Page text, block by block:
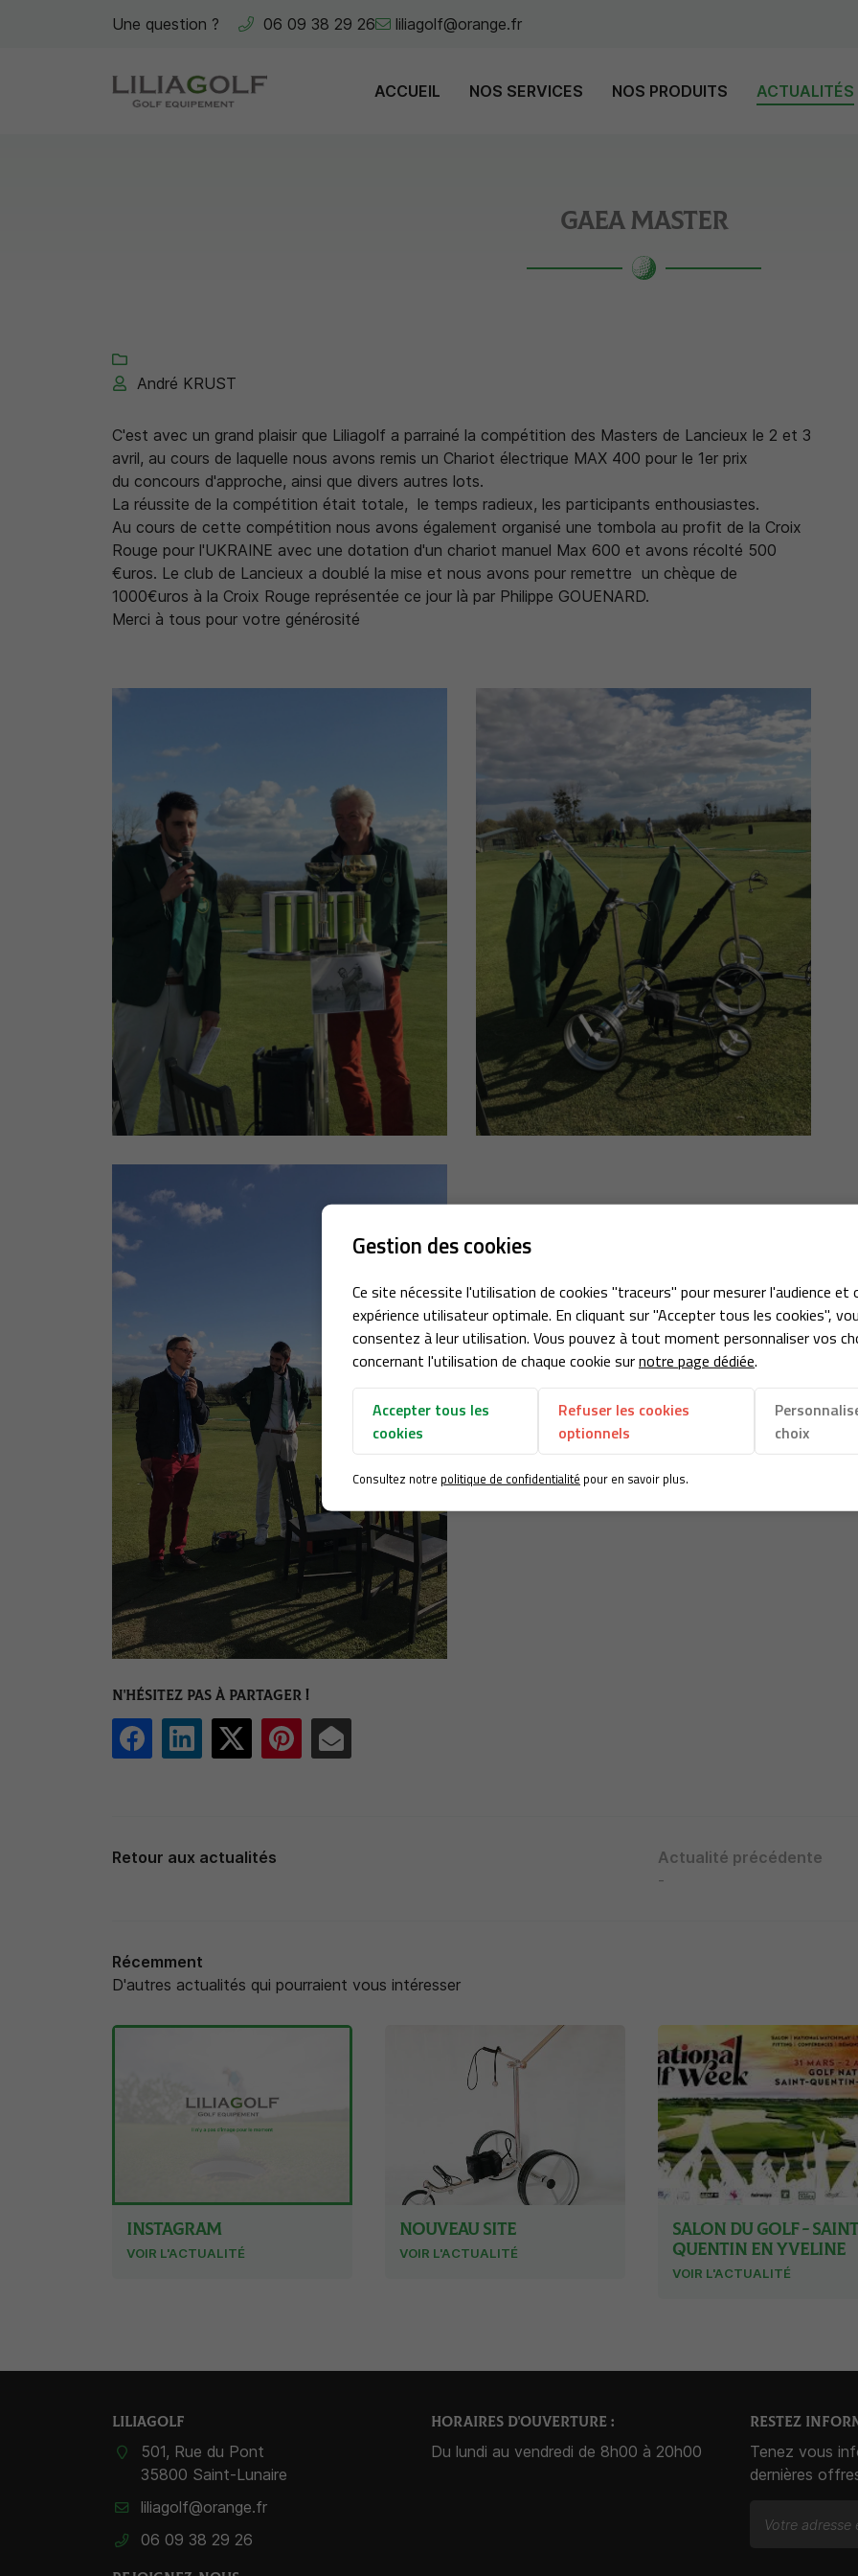
Gestion des cookies
Ce site nécessite l'utilisation de cookies "traceurs" pour mesurer l'audience et
expérience utilisateur optimale. En cliquant sur "Accepter tous les cookies",
consentez à leur utilisation. Vous pouvez à tout moment personnaliser vos
concernant l'utilisation de chaque cookie surnotre page dédiée.
Accepter tous les
cookies
Refuser les cookies
optionnels
choix
Consultez notre politique de confidentialité pour en savoir plus.
Une question ? 06 09 38 29 26
ACCUEIL NOS SERVICES NOS PRODUITS ACTUALITÉS
06 09 38 29 26
Adresse email de réception
Recopier le code ci-contre
Rafraîchir le captcha
En cochant cette case, vous consentez à recevoir nos propositions
commerciales à l'adresse email indiqué ci-dessus. Vous pouvez vous désinscrire
à tout moment en utilisant le formulaire de désinscription
INSCRIPTION
GAEA MASTER


André KRUST
C'est avec un grand plaisir que Liliagolf a parrainé la compétition des Masters de Lancieux le 2 et 3
avril, au cours de laquelle nous avons remis un Chariot électrique MAX 400 pour le 1er prix
du concours d'approche, ainsi que divers autres lots.
La réussite de la compétition était totale, le temps radieux, les participants enthousiastes.
Au cours de cette compétition nous avons également organisé une tombola au profit de la Croix
Rouge pour l'UKRAINE avec une dotation d'un chariot manuel Max 600 et avons récolté 500
€uros. Le club de Lancieux a doublé la mise et nous avons pour remettre un chèque de
1000€uros à la Croix Rouge représentée ce jour là par Philippe GOUENARD.
Merci à tous pour votre générosité
N'HÉSITEZ PAS À PARTAGER !
Retour aux actualités
Actualité précédente
-
Récemment
D'autres actualités qui pourraient vous intéresser
INSTAGRAM
VOIR L'ACTUALITÉ
NOUVEAU SITE
VOIR L'ACTUALITÉ
SALON DU GOLF - SAINT
QUENTIN EN YVELINE
VOIR L'ACTUALITÉ
LILIAGOLF
501, Rue du Pont
35800 Saint-Lunaire
06 09 38 29 26
HORAIRES D'OUVERTURE :
Du lundi au vendredi de 8h00 à 20h00
RESTEZ
Tenez vous
dernières